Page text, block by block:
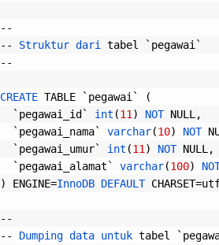
--
--
Struktur dari tabel ` pegawai `
--
CREATE TABLE ` pegawai `
(
` pegawai_id ` int (11 ) NOT NULL ,
` pegawai_nama` varchar(10) NOT
` pegawai_umur` int (11 ) NOT NULL ,
` pegawai_alamat ` varchar(100)
)
ENGINE=InnoDB DEFAULT CHARSET=
--
--
Dumping data untuk tabel `